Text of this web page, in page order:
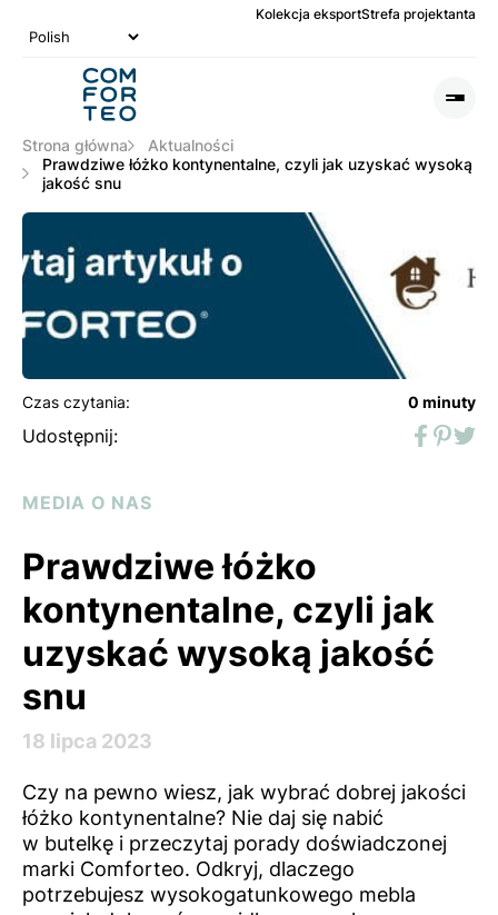
Kolekcja eksportStrefa projektanta
Strona główna
Aktualności
Prawdziwe łóżko kontynentalne, czyli jak uzyskać wysoką
jakość snu
Czas czytania: 0 minuty
Udostępnij:
MEDIA O NAS
Prawdziwe łóżko
kontynentalne, czyli jak
uzyskać wysoką jakość
snu
18 lipca 2023
Czy na pewno wiesz, jak wybrać dobrej jakości
łóżko kontynentalne? Nie daj się nabić
w butelkę i przeczytaj porady doświadczonej
marki Comforteo. Odkryj, dlaczego
potrzebujesz wysokogatunkowego mebla